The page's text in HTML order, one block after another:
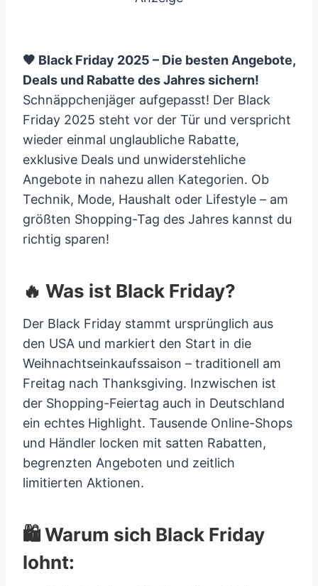
🖤 Black Friday 2025 – Die besten Angebote,
Deals und Rabatte des Jahres sichern!
Schnäppchenjäger aufgepasst! Der Black
Friday 2025 steht vor der Tür und verspricht
wieder einmal unglaubliche Rabatte,
exklusive Deals und unwiderstehliche
Angebote in nahezu allen Kategorien. Ob
Technik, Mode, Haushalt oder Lifestyle – am
größten Shopping-Tag des Jahres kannst du
richtig sparen!
🔥 Was ist Black Friday?
Der Black Friday stammt ursprünglich aus
den USA und markiert den Start in die
Weihnachtseinkaufssaison – traditionell am
Freitag nach Thanksgiving. Inzwischen ist
der Shopping-Feiertag auch in Deutschland
ein echtes Highlight. Tausende Online-Shops
und Händler locken mit satten Rabatten,
begrenzten Angeboten und zeitlich
limitierten Aktionen.
🛍️ Warum sich Black Friday
lohnt: